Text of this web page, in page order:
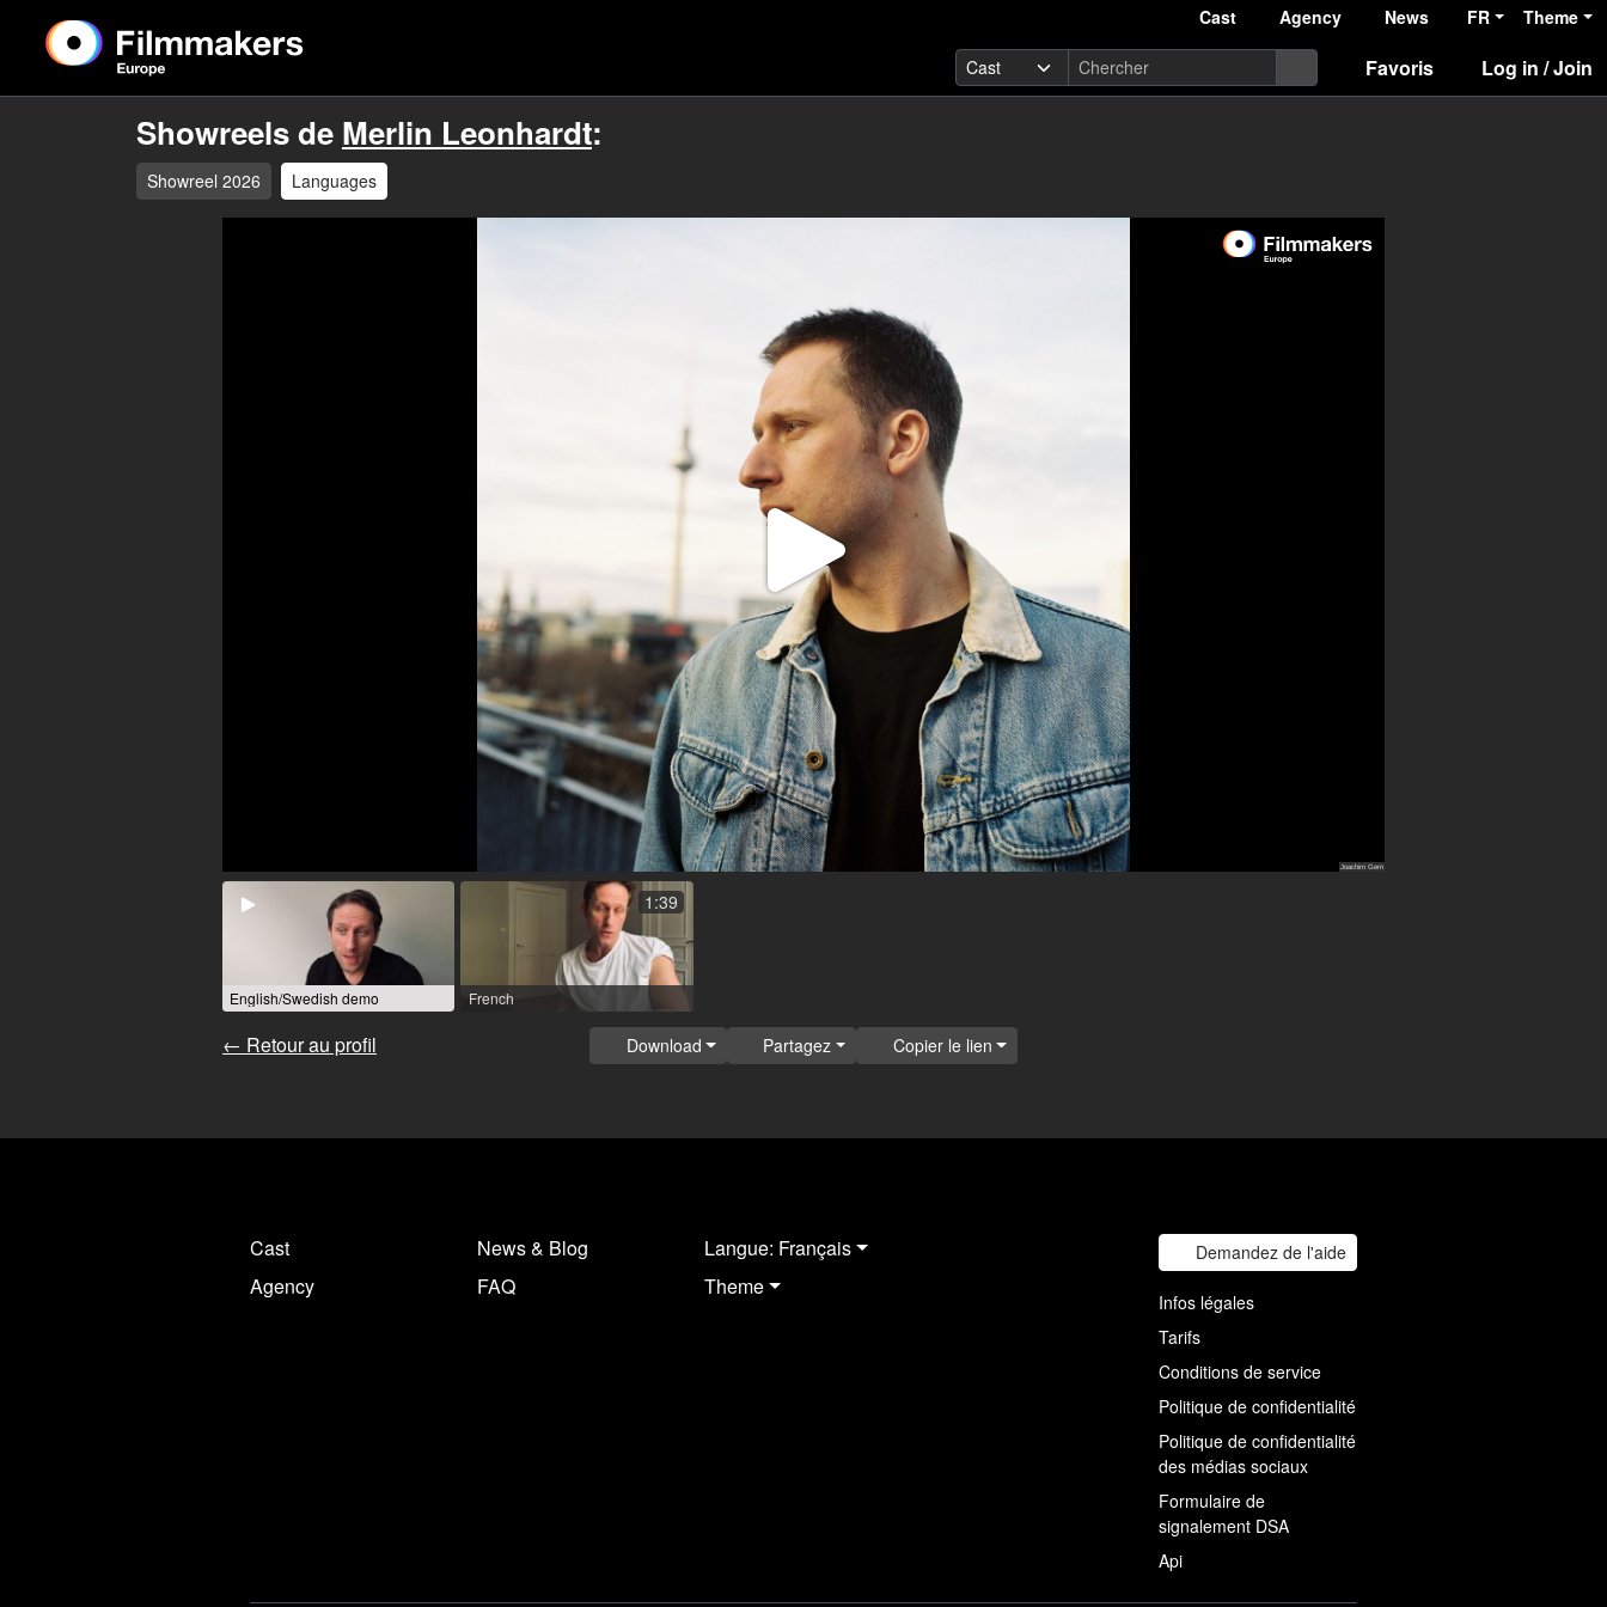
Cast Agency News FR Theme
Favoris Log in / Join
Showreels de Merlin Leonhardt:
Showreel 2026 Languages
Lire
la
vidéo
English/Swedish demo French
1:39
← Retour au profil Download Partagez Copier le lien
Cast
Agency
News & Blog
FAQ
Langue: Français
Theme
Demandez de l'aide
Infos légales
Tarifs
Conditions de service
Politique de confidentialité
Politique de confidentialité
des médias sociaux
Formulaire de
signalement DSA
Api